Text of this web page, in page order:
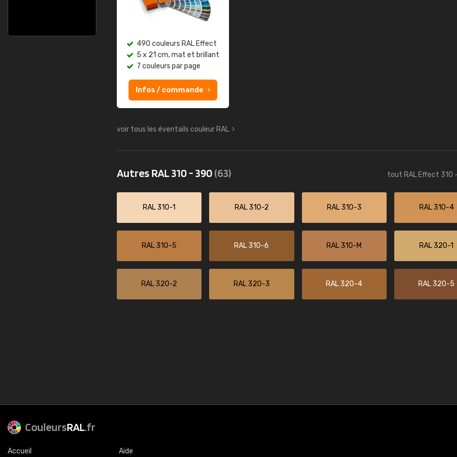
490 couleurs RAL Effect
5 x 21 cm, mat et brillant
7 couleurs par page
Infos / commande
voir tous les éventails couleur RAL
Autres RAL 310 - 390(63) tout RAL Effect 310
RAL 310-1 RAL 310-2 RAL 310-3 RAL 310-4
RAL 310-5 RAL 310-6 RAL 310-M RAL 320-1
RAL 320-2 RAL 320-3 RAL 320-4 RAL 320-5
CouleursRAL.fr
Accueil Aide